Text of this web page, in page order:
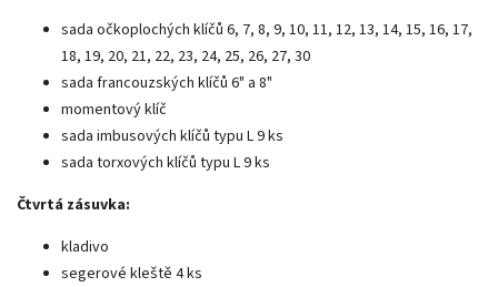
sada očkoplochých klíčů 6, 7, 8, 9, 10, 11, 12, 13, 14, 15, 16, 17,
18, 19, 20, 21, 22, 23, 24, 25, 26, 27, 30
sada francouzských klíčů 6" a 8"
momentový klíč
sada imbusových klíčů typu L 9 ks
sada torxových klíčů typu L 9 ks
Čtvrtá zásuvka:
kladivo
segerové kleště 4 ks